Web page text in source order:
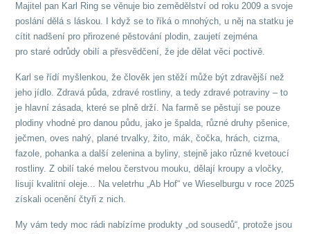
Majitel pan Karl Ring se věnuje bio zemědělství od roku 2009 a svoje
poslání dělá s láskou. I když se to říká o mnohých, u něj na statku je
cítit nadšení pro přirozené pěstování plodin, zaujetí zejména
pro staré odrůdy obilí a přesvědčení, že jde dělat věci poctivě.
Karl se řídí myšlenkou, že člověk jen stěží může být zdravější než
jeho jídlo. Zdravá půda, zdravé rostliny, a tedy zdravé potraviny – to
je hlavní zásada, které se plně drží. Na farmě se pěstují se pouze
plodiny vhodné pro danou půdu, jako je špalda, různé druhy pšenice,
ječmen, oves nahý, plané trvalky, žito, mák, čočka, hrách, cizrna,
fazole, pohanka a další zelenina a byliny, stejně jako různé kvetoucí
rostliny. Z obilí také melou čerstvou mouku, dělají kroupy a vločky,
lisují kvalitní oleje... Na veletrhu „Ab Hof“ ve Wieselburgu v roce 2025
získali ocenění čtyři z nich.
My vám tedy moc rádi nabízíme produkty „od sousedů“, protože jsou